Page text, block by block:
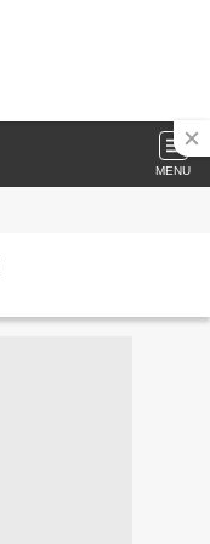
MENU